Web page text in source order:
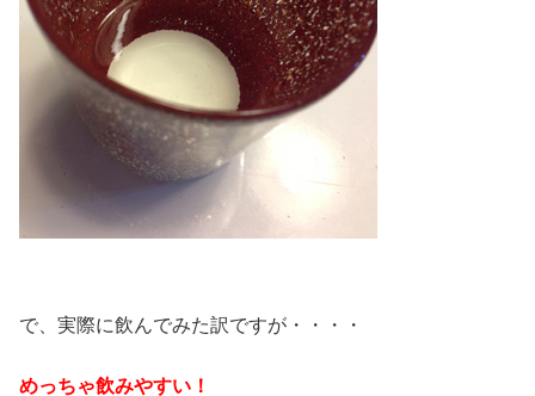
で、実際に飲んでみた訳ですが・・・・
めっちゃ飲みやすい！